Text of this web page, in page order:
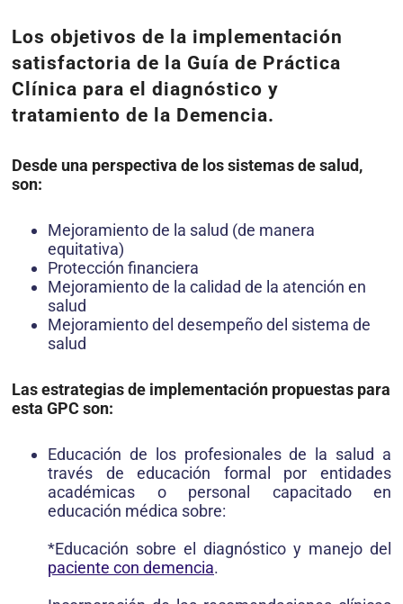
Los objetivos de la implementación
satisfactoria de la Guía de Práctica
Clínica para el diagnóstico y
tratamiento de la Demencia.
Desde una perspectiva de los sistemas de salud,
son:
Mejoramiento de la salud (de manera
equitativa)
Protección financiera
Mejoramiento de la calidad de la atención en
salud
Mejoramiento del desempeño del sistema de
salud
Las estrategias de implementación propuestas para
esta GPC son:
Educación de los profesionales de la salud a
través de educación formal por entidades
académicas o personal capacitado en
educación médica sobre:
*Educación sobre el diagnóstico y manejo del
paciente con demencia.